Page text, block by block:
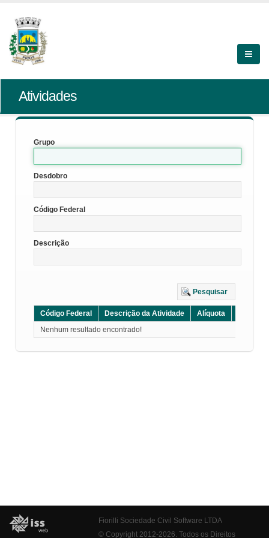
Atividades
Grupo
Desdobro
Código Federal
Descrição
Pesquisar
Código Federal Descrição da Atividade Alíquota
Nenhum resultado encontrado!
Fiorilli Sociedade Civil Software LTDA
© Copyright 2012-2026. Todos os Direitos